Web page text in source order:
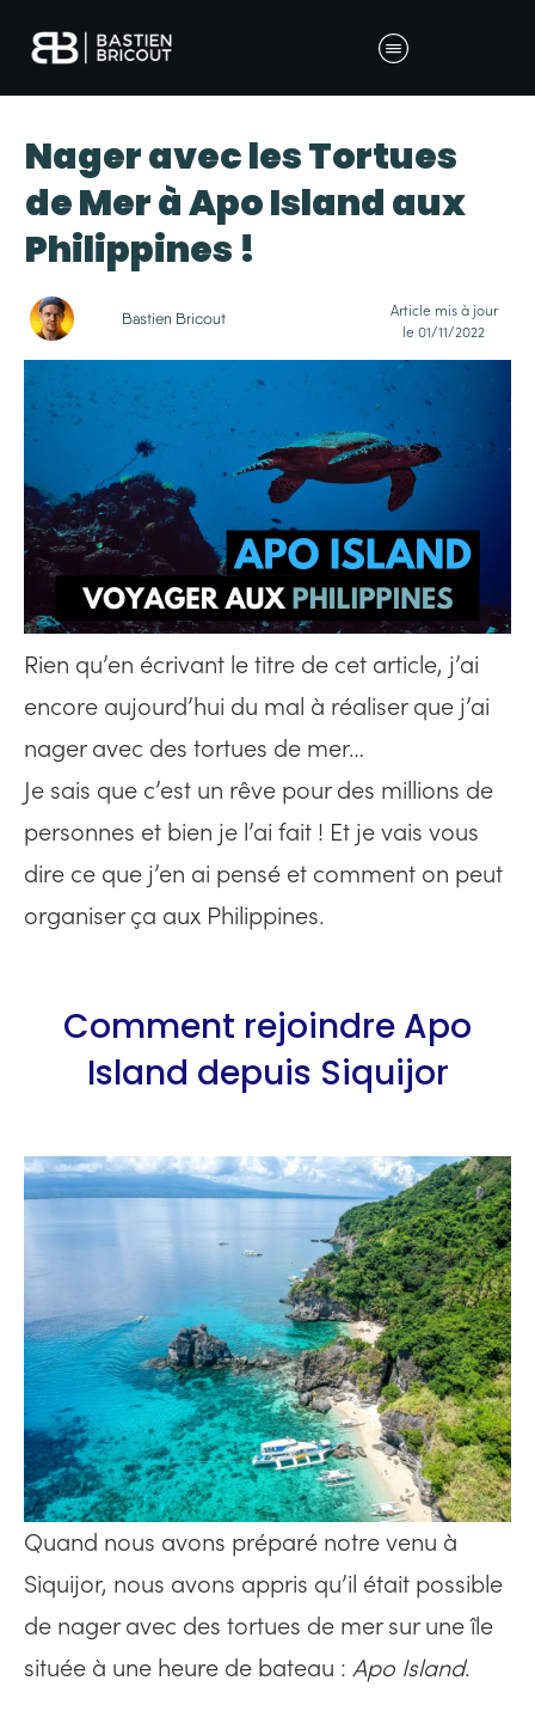
Nager avec les Tortues
de Mer à Apo Island aux
Philippines !
Bastien Bricout
Article mis à jour
le 01/11/2022
Rien qu’en écrivant le titre de cet article, j’ai
encore aujourd’hui du mal à réaliser que j’ai
nager avec des tortues de mer…
Je sais que c’est un rêve pour des millions de
personnes et bien je l’ai fait ! Et je vais vous
dire ce que j’en ai pensé et comment on peut
organiser ça aux Philippines.
Comment rejoindre Apo
Island depuis Siquijor
Quand nous avons préparé notre venu à
Siquijor, nous avons appris qu’il était possible
de nager avec des tortues de mer sur une île
située à une heure de bateau : Apo Island.